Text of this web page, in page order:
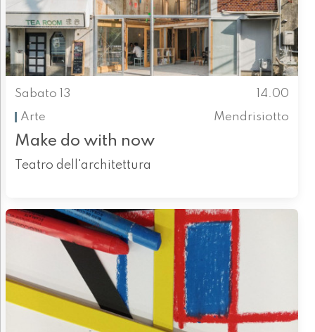
Sabato 13
14.00
Arte
Mendrisiotto
Make do with now
Teatro dell'architettura